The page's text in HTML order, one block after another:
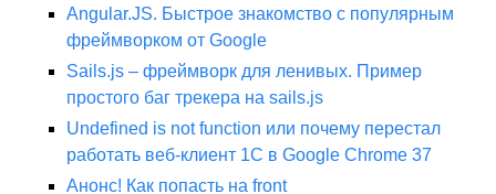
Angular.JS. Быстрое знакомство с популярным
фреймворком от Google
Sails.js – фреймворк для ленивых. Пример
простого баг трекера на sails.js
Undefined is not function или почему перестал
работать веб-клиент 1С в Google Chrome 37
Анонс! Как попасть на front